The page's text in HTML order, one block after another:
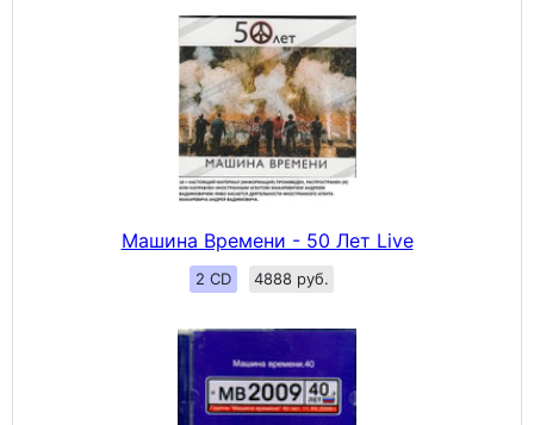
Машина Времени - 50 Лет Live
2 CD 4888 руб.